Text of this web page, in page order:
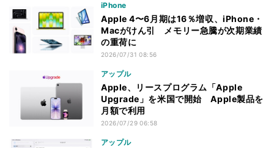
iPhone
Apple 4〜6月期は16％増収、iPhone・
Macがけん引 メモリー急騰が次期業績
の重荷に
2026/07/31 08:56
アップル
Apple、リースプログラム「Apple
Upgrade」を米国で開始 Apple製品を
月額で利用
2026/07/29 06:58
アップル